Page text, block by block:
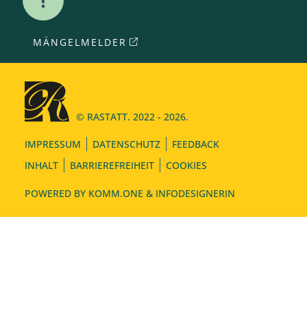
MÄNGELMELDER
© RASTATT. 2022 - 2026.
IMPRESSUM DATENSCHUTZ
FEEDBACK
INHALT
BARRIEREFREIHEIT COOKIES
POWERED BY KOMM.ONE & INFODESIGNERIN